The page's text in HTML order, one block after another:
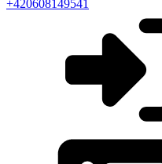
+420608149541